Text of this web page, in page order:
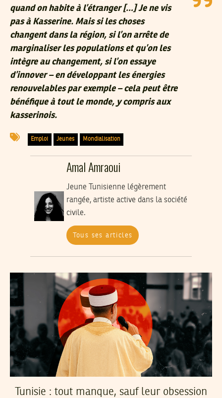
quand on habite à l’étranger […] Je ne vis
pas à Kasserine. Mais si les choses
changent dans la région, si l’on arrête de
marginaliser les populations et qu’on les
intègre au changement, si l’on essaye
d’innover – en développant les énergies
renouvelables par exemple – cela peut être
bénéfique à tout le monde, y compris aux
kasserinois.
Emploi Jeunes Mondialisation
Amal Amraoui
Jeune Tunisienne légèrement
rangée, artiste active dans la société
civile.
Tous ses articles
Tunisie : tout manque, sauf leur obsession